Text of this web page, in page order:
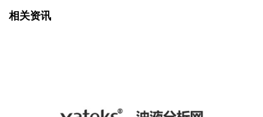
相关资讯